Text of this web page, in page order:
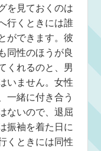
を見ておくのは
行くときには誰
ができます。彼
同性のほうが良
くれるのと、男
いません。女性
一緒に付き合う
ないので、退屈
振袖を着た日に
くときには同性